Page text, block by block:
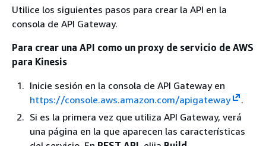
Utilice los siguientes pasos para crear la API en la
consola de API Gateway.
Para crear una API como un proxy de servicio de AWS
para Kinesis
Inicie sesión en la consola de API Gateway en
https://console.aws.amazon.com/apigateway
.
Si es la primera vez que utiliza API Gateway, verá
una página en la que aparecen las características